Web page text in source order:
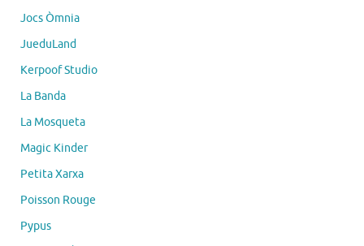
Jocs Òmnia
JueduLand
Kerpoof Studio
La Banda
La Mosqueta
Magic Kinder
Petita Xarxa
Poisson Rouge
Pypus